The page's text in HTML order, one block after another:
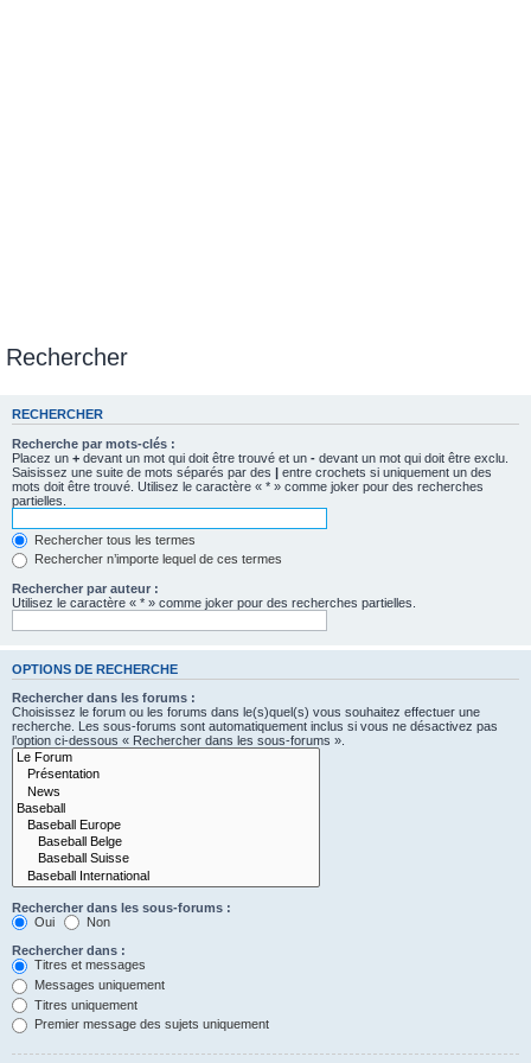
Rechercher
RECHERCHER
Recherche par mots-clés :
Placez un + devant un mot qui doit être trouvé et un - devant un mot qui doit être exclu.
Saisissez une suite de mots séparés par des | entre crochets si uniquement un des
mots doit être trouvé. Utilisez le caractère « * » comme joker pour des recherches
partielles.
Rechercher tous les termes
Rechercher n’importe lequel de ces termes
Rechercher par auteur :
Utilisez le caractère « * » comme joker pour des recherches partielles.
OPTIONS DE RECHERCHE
Rechercher dans les forums :
Choisissez le forum ou les forums dans le(s)quel(s) vous souhaitez effectuer une
recherche. Les sous-forums sont automatiquement inclus si vous ne désactivez pas
l’option ci-dessous « Rechercher dans les sous-forums ».
Rechercher dans les sous-forums :
Oui
Non
Rechercher dans :
Titres et messages
Messages uniquement
Titres uniquement
Premier message des sujets uniquement